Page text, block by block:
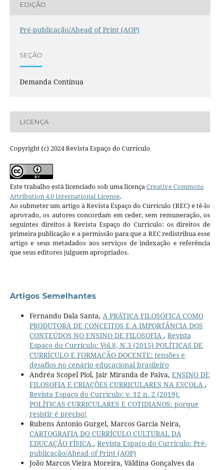
EDIÇÃO
Pré-publicação/Ahead of Print (AOP)
SEÇÃO
Demanda Contínua
LICENÇA
Copyright (c) 2024 Revista Espaço do Currículo
Este trabalho está licenciado sob uma licençaCreative Commons
Attribution 4.0 International License.
Ao submeter um artigo à Revista Espaço do Currículo (REC) e tê-lo
aprovado, os autores concordam em ceder, sem remuneração, os
seguintes direitos à Revista Espaço do Currículo: os direitos de
primeira publicação e a permissão para que a REC redistribua esse
artigo e seus metadados aos serviços de indexação e referência
que seus editores julguem apropriados.
Artigos Semelhantes
Fernando Dala Santa, A PRÁTICA FILOSÓFICA COMO
PRODUTORA DE CONCEITOS E A IMPORTÂNCIA DOS
CONTEÚDOS NO ENSINO DE FILOSOFIA , Revista
Espaço do Currículo: Vol.8, N.3 (2015) POLÍTICAS DE
CURRÍCULO E FORMAÇÃO DOCENTE: tensões e
desafios no cenário educacional brasileiro
Andréa Scopel Piol, Jair Miranda de Paiva, ENSINO DE
FILOSOFIA E CRIAÇÕES CURRICULARES NA ESCOLA ,
Revista Espaço do Currículo: v. 12 n. 2 (2019):
POLÍTICAS CURRICULARES E COTIDIANOS: porque
resistir é preciso!
Rubens Antonio Gurgel, Marcos Garcia Neira,
CARTOGRAFIA DO CURRÍCULO CULTURAL DA
EDUCAÇÃO FÍSICA , Revista Espaço do Currículo: Pré-
publicação/Ahead of Print (AOP)
João Marcos Vieira Moreira, Váldina Gonçalves da